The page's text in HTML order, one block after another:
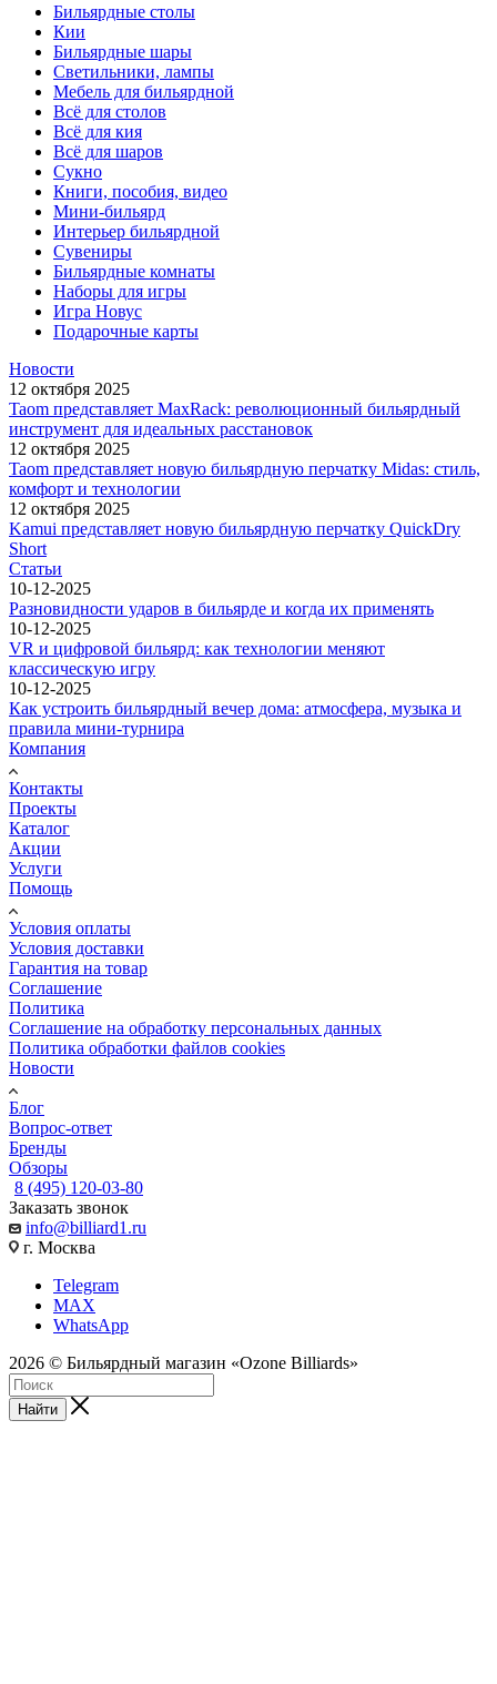
Бильярдные столы
Кии
Бильярдные шары
Светильники, лампы
Мебель для бильярдной
Всё для столов
Всё для кия
Всё для шаров
Сукно
Книги, пособия, видео
Мини-бильярд
Интерьер бильярдной
Сувениры
Бильярдные комнаты
Наборы для игры
Игра Новус
Подарочные карты
Новости
12 октября 2025
Taom представляет MaxRack: революционный бильярдный
инструмент для идеальных расстановок
12 октября 2025
Taom представляет новую бильярдную перчатку Midas: стиль,
комфорт и технологии
12 октября 2025
Kamui представляет новую бильярдную перчатку QuickDry
Short
Статьи
10-12-2025
Разновидности ударов в бильярде и когда их применять
10-12-2025
VR и цифровой бильярд: как технологии меняют
классическую игру
10-12-2025
Как устроить бильярдный вечер дома: атмосфера, музыка и
правила мини-турнира
Компания
Контакты
Проекты
Каталог
Акции
Услуги
Помощь
Условия оплаты
Условия доставки
Гарантия на товар
Соглашение
Политика
Соглашение на обработку персональных данных
Политика обработки файлов cookies
Новости
Блог
Вопрос-ответ
Бренды
Обзоры
8 (495) 120-03-80
Заказать звонок
info@billiard1.ru
г. Москва
Telegram
MAX
WhatsApp
2026 © Бильярдный магазин «Ozone Billiards»
Найти